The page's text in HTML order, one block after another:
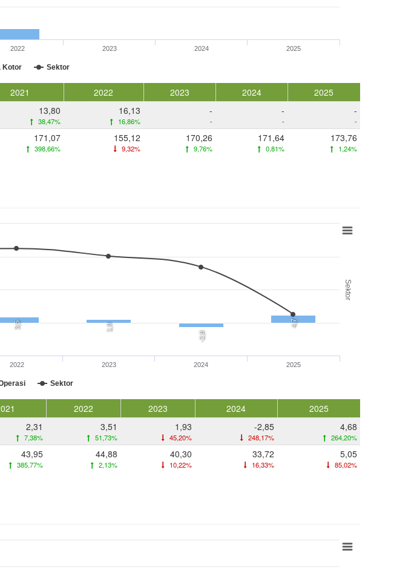
Kotor Sektor
2022 2023 2024 2025
2021 2022 2023 2024
2025
13,80
38,47%
16,13
16,86%
-
-
-
-
-
-
171,07
398,66%
155,12
9,32%
170,26
9,76%
171,64
0,81%
173,76
1,24%
Sektor
3,5 1,9
-2,8
4,7
Sektor
2022 2023 2024 2025
2022 2023 2024
2025
2,31
7,38%
3,51
51,73%
1,93
45,20%
-2,85
248,17%
4,68
264,20%
43,95
385,77%
44,88
2,13%
40,30
10,22%
33,72
16,33%
5,05
85,02%